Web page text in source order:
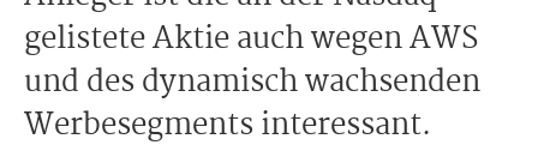
gelistete Aktie auch wegen AWS
und des dynamisch wachsenden
Werbesegments interessant.